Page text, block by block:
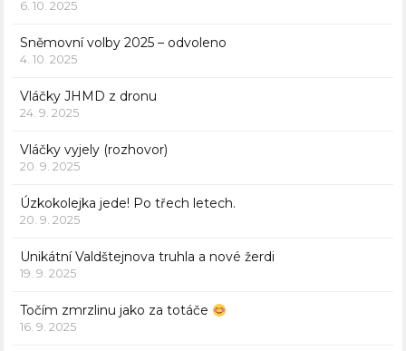
6. 10. 2025
Sněmovní volby 2025 – odvoleno
4. 10. 2025
Vláčky JHMD z dronu
24. 9. 2025
Vláčky vyjely (rozhovor)
20. 9. 2025
Úzkokolejka jede! Po třech letech.
20. 9. 2025
Unikátní Valdštejnova truhla a nové žerdi
19. 9. 2025
Točím zmrzlinu jako za totáče
16. 9. 2025